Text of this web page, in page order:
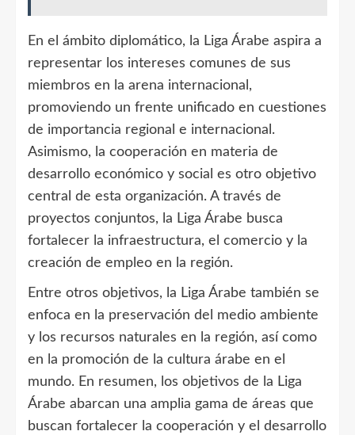
En el ámbito diplomático, la Liga Árabe aspira a
representar los intereses comunes de sus
miembros en la arena internacional,
promoviendo un frente unificado en cuestiones
de importancia regional e internacional.
Asimismo, la cooperación en materia de
desarrollo económico y social es otro objetivo
central de esta organización. A través de
proyectos conjuntos, la Liga Árabe busca
fortalecer la infraestructura, el comercio y la
creación de empleo en la región.
Entre otros objetivos, la Liga Árabe también se
enfoca en la preservación del medio ambiente
y los recursos naturales en la región, así como
en la promoción de la cultura árabe en el
mundo. En resumen, los objetivos de la Liga
Árabe abarcan una amplia gama de áreas que
buscan fortalecer la cooperación y el desarrollo